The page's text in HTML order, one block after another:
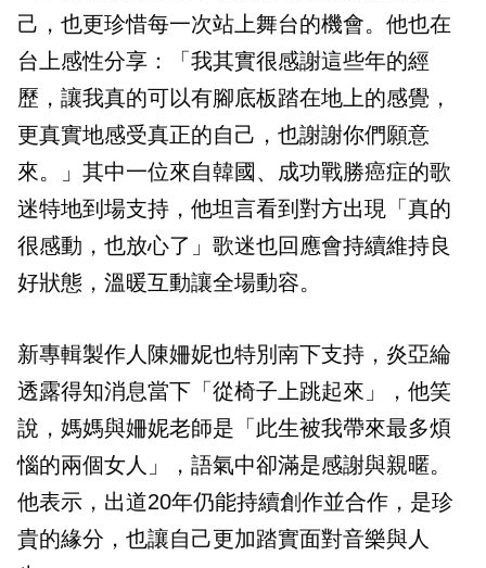
己，也更珍惜每一次站上舞台的機會。他也在
台上感性分享：「我其實很感謝這些年的經
歷，讓我真的可以有腳底板踏在地上的感覺，
更真實地感受真正的自己，也謝謝你們願意
來。」其中一位來自韓國、成功戰勝癌症的歌
迷特地到場支持，他坦言看到對方出現「真的
很感動，也放心了」歌迷也回應會持續維持良
好狀態，溫暖互動讓全場動容。
新專輯製作人陳姍妮也特別南下支持，炎亞綸
透露得知消息當下「從椅子上跳起來」，他笑
說，媽媽與姍妮老師是「此生被我帶來最多煩
惱的兩個女人」，語氣中卻滿是感謝與親暱。
他表示，出道20年仍能持續創作並合作，是珍
貴的緣分，也讓自己更加踏實面對音樂與人